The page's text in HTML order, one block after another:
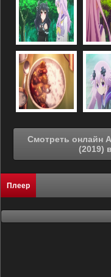
Смотреть онлайн Альтернативная игра богов OVA
Плеер